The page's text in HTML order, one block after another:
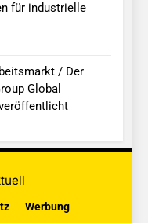
für industrielle
/ Der
Global
Werbung